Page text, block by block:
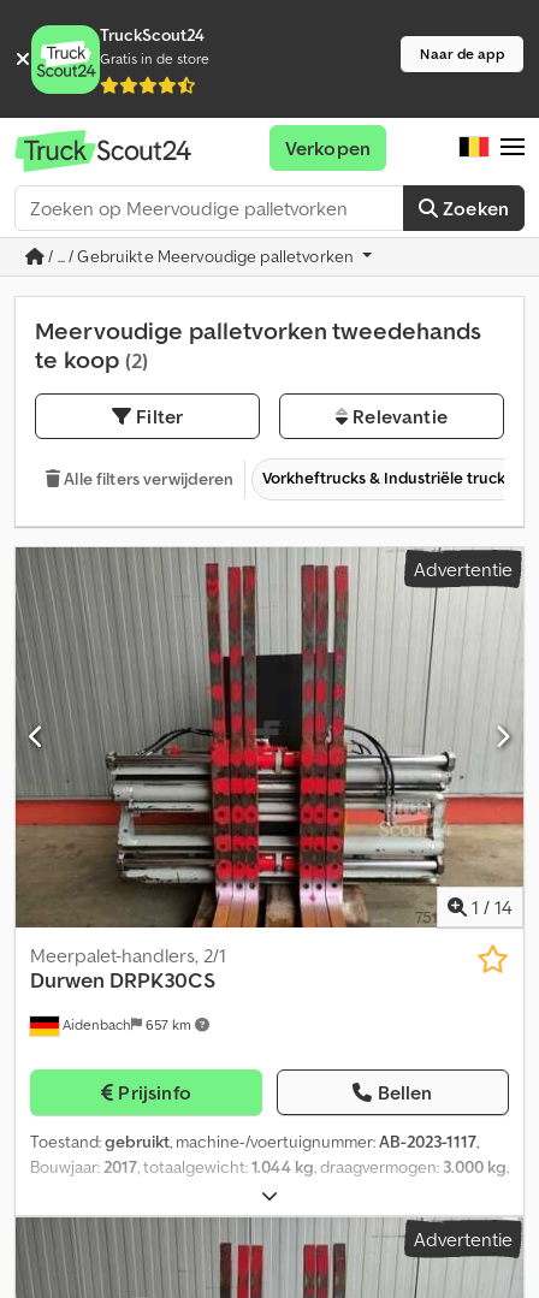
TruckScout24
Gratis in de store Naar de app
Zoeken
Verkopen
/ ... / Gebruikte Meervoudige palletvorken
Meervoudige palletvorken tweedehands
te koop (2)
Filter Relevantie
Alle filters verwijderen Vorkheftrucks & Industriële trucks
Advertentie
1 / 14
Aidenbach 657 km
Meerpalet-handlers, 2/1
Durwen DRPK30CS
Prijsinfo Bellen
Toestand:gebruikt, machine-/voertuignummer:AB-2023-1117,
Bouwjaar:2017, totaalgewicht:1.044 kg, draagvermogen: 3.000 kg,
, dikte van de vork:
ladingzwaartepunt:600 mm, productbreedte (max.):1.630 mm,
Tussentijdse verkoop en wijzigingen voorbehouden! Csdpfx Aijw
Atapjijha
Advertentie